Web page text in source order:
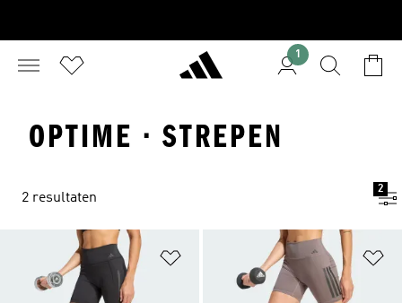
1
OPTIME · STREPEN
2 resultaten
2
Op verlanglijst zetten